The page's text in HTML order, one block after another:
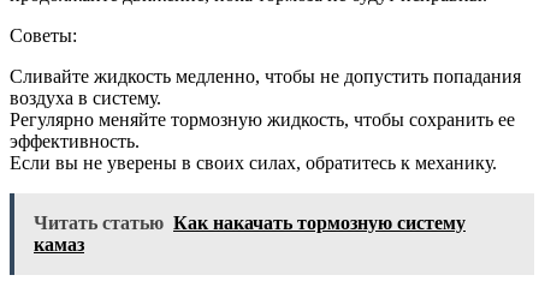
Советы:
Сливайте жидкость медленно, чтобы не допустить попадания
воздуха в систему.
Регулярно меняйте тормозную жидкость, чтобы сохранить ее
эффективность.
Если вы не уверены в своих силах, обратитесь к механику.
Читать статью Как накачать тормозную систему
камаз